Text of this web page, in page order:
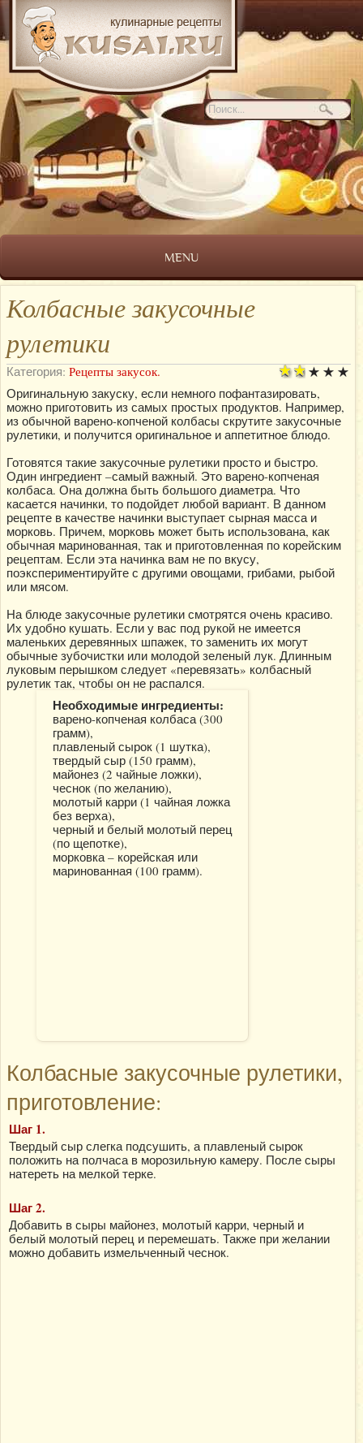
MENU
Колбасные закусочные
рулетики
Категория: Рецепты закусок.
Оригинальную закуску, если немного пофантазировать,
можно приготовить из самых простых продуктов. Например,
из обычной варено-копченой колбасы скрутите закусочные
рулетики, и получится оригинальное и аппетитное блюдо.
Готовятся такие закусочные рулетики просто и быстро.
Один ингредиент –самый важный. Это варено-копченая
колбаса. Она должна быть большого диаметра. Что
касается начинки, то подойдет любой вариант. В данном
рецепте в качестве начинки выступает сырная масса и
морковь. Причем, морковь может быть использована, как
обычная маринованная, так и приготовленная по корейским
рецептам. Если эта начинка вам не по вкусу,
поэкспериментируйте с другими овощами, грибами, рыбой
или мясом.
На блюде закусочные рулетики смотрятся очень красиво.
Их удобно кушать. Если у вас под рукой не имеется
маленьких деревянных шпажек, то заменить их могут
обычные зубочистки или молодой зеленый лук. Длинным
луковым перышком следует «перевязать» колбасный
рулетик так, чтобы он не распался.
Необходимые ингредиенты:
варено-копченая колбаса (300
грамм),
плавленый сырок (1 шутка),
твердый сыр (150 грамм),
майонез (2 чайные ложки),
чеснок (по желанию),
молотый карри (1 чайная ложка
без верха),
черный и белый молотый перец
(по щепотке),
морковка – корейская или
маринованная (100 грамм).
Колбасные закусочные рулетики,
приготовление:
Шаг 1.
Твердый сыр слегка подсушить, а плавленый сырок
положить на полчаса в морозильную камеру. После сыры
натереть на мелкой терке.
Шаг 2.
Добавить в сыры майонез, молотый карри, черный и
белый молотый перец и перемешать. Также при желании
можно добавить измельченный чеснок.